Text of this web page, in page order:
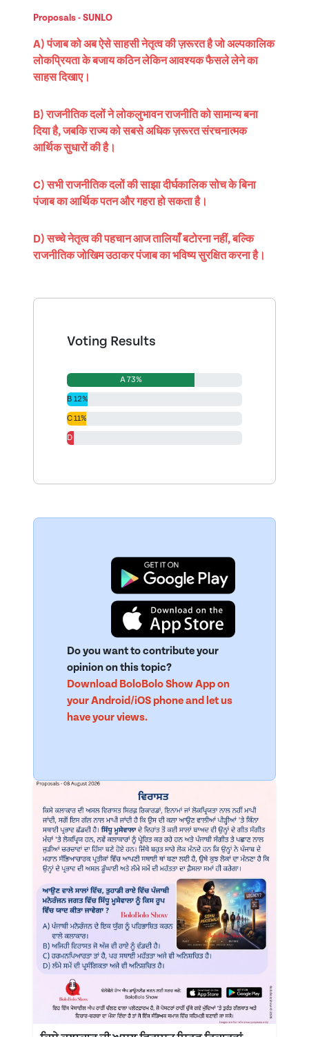
Proposals - SUNLO
A) पंजाब को अब ऐसे साहसी नेतृत्व की ज़रूरत है जो अल्पकालिक
लोकप्रियता के बजाय कठिन लेकिन आवश्यक फैसले लेने का
साहस दिखाए।
B) राजनीतिक दलों ने लोकलुभावन राजनीति को सामान्य बना
दिया है, जबकि राज्य को सबसे अधिक ज़रूरत संरचनात्मक
आर्थिक सुधारों की है।
C) सभी राजनीतिक दलों की साझा दीर्घकालिक सोच के बिना
पंजाब का आर्थिक पतन और गहरा हो सकता है।
D) सच्चे नेतृत्व की पहचान आज तालियाँ बटोरना नहीं, बल्कि
राजनीतिक जोखिम उठाकर पंजाब का भविष्य सुरक्षित करना है।
Voting Results
A 73%
B 12%
C 11%
D 4%
Do you want to contribute your
opinion on this topic?
Download BoloBolo Show App on
your Android/iOS phone and let us
have your views.